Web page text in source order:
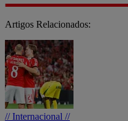
Artigos Relacionados:
// Internacional //